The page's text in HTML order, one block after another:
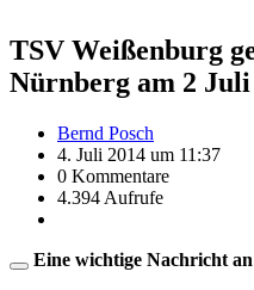
TSV Weißenburg
Nürnberg am 2 Juli
Bernd Posch
4. Juli 2014 um 11:37
0 Kommentare
4.394 Aufrufe
Eine wichtige Nachricht